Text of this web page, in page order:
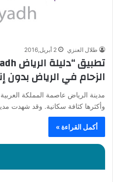
طلال العنزي 2 أبريل,2016
الزحام في الرياض بدون
مدينة الرياض عاصمة المملكة
وأكثرها كثافة سكانية. وقد شهدت
أكمل القراءة »